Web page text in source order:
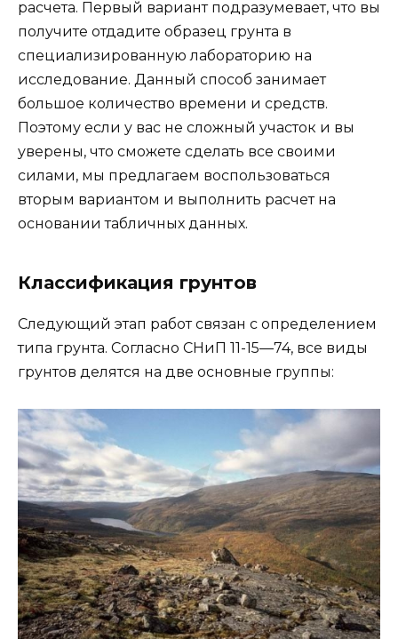
расчета. Первый вариант подразумевает, что вы
получите отдадите образец грунта в
специализированную лабораторию на
исследование. Данный способ занимает
большое количество времени и средств.
Поэтому если у вас не сложный участок и вы
уверены, что сможете сделать все своими
силами, мы предлагаем воспользоваться
вторым вариантом и выполнить расчет на
основании табличных данных.
Классификация грунтов
Следующий этап работ связан с определением
типа грунта. Согласно СНиП 11-15—74, все виды
грунтов делятся на две основные группы: